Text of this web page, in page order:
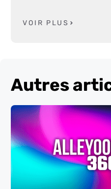
VOIR PLUS
Autres